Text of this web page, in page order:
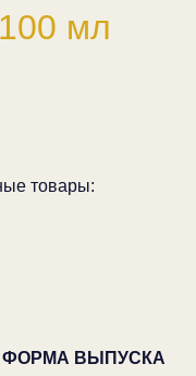
мл
товары:
ФОРМА ВЫПУСКА